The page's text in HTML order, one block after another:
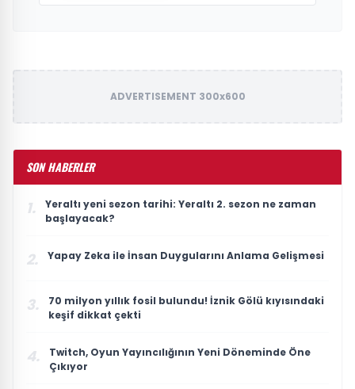
ADVERTISEMENT 300x600
SON HABERLER
1.
Yeraltı yeni sezon tarihi: Yeraltı 2. sezon ne zaman
başlayacak?
2. Yapay Zeka ile İnsan Duygularını Anlama Gelişmesi
3.
70 milyon yıllık fosil bulundu! İznik Gölü kıyısındaki
keşif dikkat çekti
4.
Twitch, Oyun Yayıncılığının Yeni Döneminde Öne
Çıkıyor